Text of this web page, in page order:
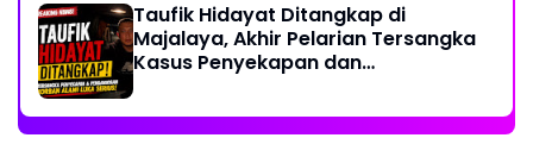
Taufik Hidayat Ditangkap di
Majalaya, Akhir Pelarian Tersangka
Kasus Penyekapan dan